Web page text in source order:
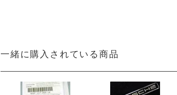
一緒に購入されている商品